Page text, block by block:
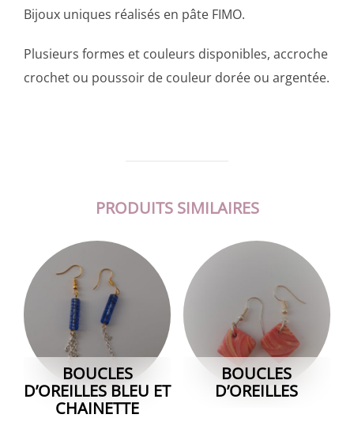
Bijoux uniques réalisés en pâte FIMO.
Plusieurs formes et couleurs disponibles, accroche
crochet ou poussoir de couleur dorée ou argentée.
PRODUITS SIMILAIRES
BOUCLES
D’OREILLES BLEU ET
CHAINETTE
BOUCLES
D’OREILLES